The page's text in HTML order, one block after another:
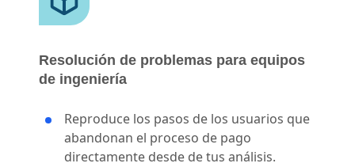
Resolución de problemas para equipos
de ingeniería
Reproduce los pasos de los usuarios que
abandonan el proceso de pago
directamente desde de tus análisis.